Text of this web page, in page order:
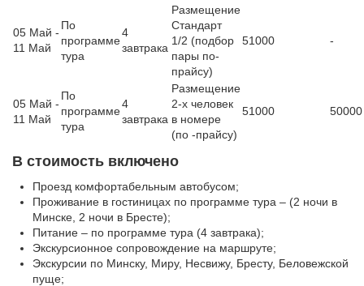
05 Май -
11 Май
По
программе
тура
4
завтрака
Размещение
Стандарт
1/2 (подбор
пары по-
прайсу)
51000 -
05 Май -
11 Май
По
программе
тура
4
завтрака
Размещение
2-х человек
в номере
(по -прайсу)
51000 50000
В стоимость включено
Проезд комфортабельным автобусом;
Проживание в гостиницах по программе тура – (2 ночи в
Минске, 2 ночи в Бресте);
Питание – по программе тура (4 завтрака);
Экскурсионное сопровождение на маршруте;
Экскурсии по Минску, Миру, Несвижу, Бресту, Беловежской
пуще;